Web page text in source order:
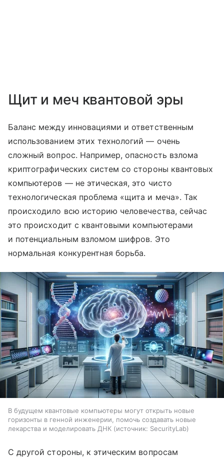
Щит и меч квантовой эры
Баланс между инновациями и ответственным
использованием этих технологий — очень
сложный вопрос. Например, опасность взлома
криптографических систем со стороны квантовых
компьютеров — не этическая, это чисто
технологическая проблема «щита и меча». Так
происходило всю историю человечества, сейчас
это происходит с квантовыми компьютерами
и потенциальным взломом шифров. Это
нормальная конкурентная борьба.
В будущем квантовые компьютеры могут открыть новые
горизонты в генной инженерии, помочь создавать новые
лекарства и моделировать ДНК
источник: SecurityLab
С другой стороны, к этическим вопросам